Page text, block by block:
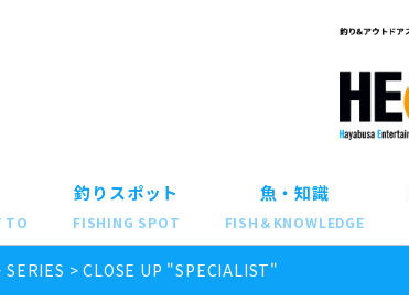
TO
釣りスポット
FISHING SPOT
魚・知識
FISH＆KNOWLEDGE
SERIES >CLOSE UP "SPECIALIST"